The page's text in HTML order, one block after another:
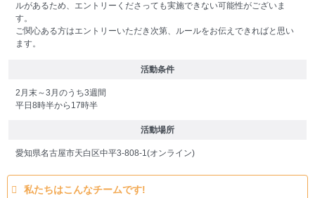
ルがあるため、エントリーくださっても実施できない可能性がございま
す。
ご関心ある方はエントリーいただき次第、ルールをお伝えできればと思い
ます。
活動条件
2月末～3月のうち3週間
平日8時半から17時半
活動場所
愛知県名古屋市天白区中平3-808-1(オンライン)
私たちはこんなチームです!